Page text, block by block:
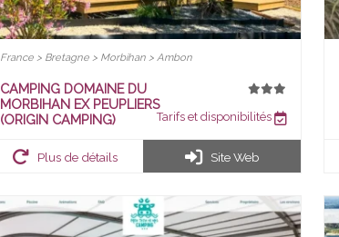
France > Bretagne > Morbihan > Ambon
CAMPING DOMAINE DU
MORBIHAN EX PEUPLIERS
(ORIGIN CAMPING)
Tarifs et disponibilités
Plus de détails Site Web